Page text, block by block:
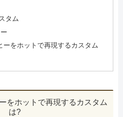
タム
ーをホットで再現するカスタム
をホットで再現するカスタム
は?